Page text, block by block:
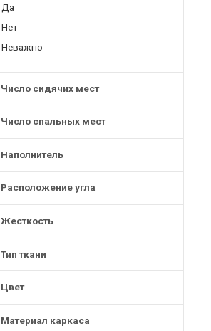
Да
Нет
Неважно
Число сидячих мест
Число спальных мест
Наполнитель
Расположение угла
Жесткость
Тип ткани
Цвет
Материал каркаса